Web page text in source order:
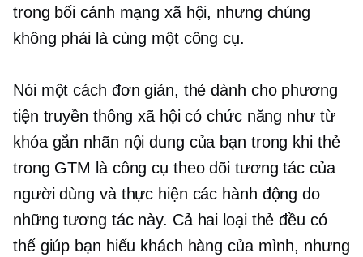
trong bối cảnh mạng xã hội, nhưng chúng
không phải là cùng một công cụ.
Nói một cách đơn giản, thẻ dành cho phương
tiện truyền thông xã hội có chức năng như từ
khóa gắn nhãn nội dung của bạn trong khi thẻ
trong GTM là công cụ theo dõi tương tác của
người dùng và thực hiện các hành động do
những tương tác này. Cả hai loại thẻ đều có
thể giúp bạn hiểu khách hàng của mình, nhưng